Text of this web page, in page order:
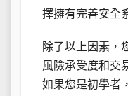
擇擁有完善安全
除了以上因素，
風險承受度和交
如果您是初學者